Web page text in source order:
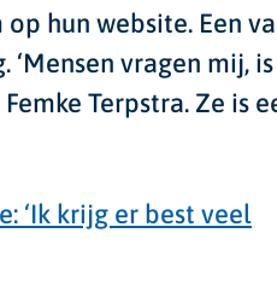
hun website. Een
vragen mij,
Terpstra. Ze is
‘Ik krijg er best veel